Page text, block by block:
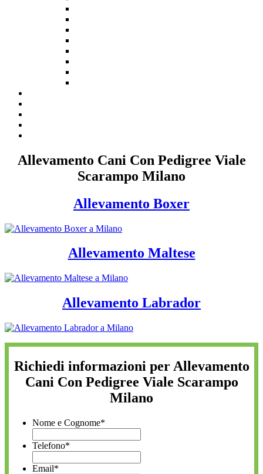
Allevamento Cani Con Pedigree Viale
Scarampo Milano
Allevamento Boxer
Allevamento Maltese
Allevamento Labrador
Richiedi informazioni per Allevamento
Cani Con Pedigree Viale Scarampo
Milano
Nome e Cognome*
Telefono*
Email*